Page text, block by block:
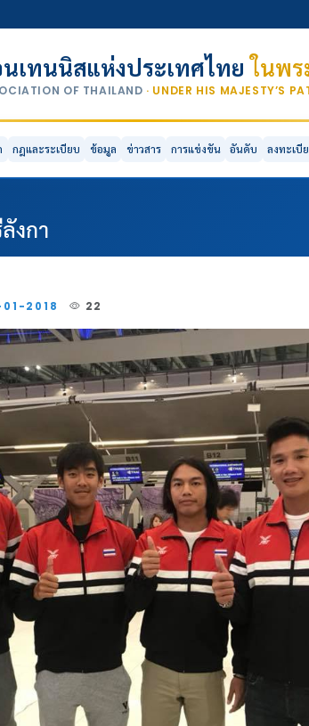
เทนนิสแห่งประเทศไทยในพ
OF THAILAND · UNDER HIS MAJESTY’S
กฎและระเบียบ ข้อมูล ข่าวสาร การแข่งขัน อันดับ ลงทะเบี
งกา
01-2018 22